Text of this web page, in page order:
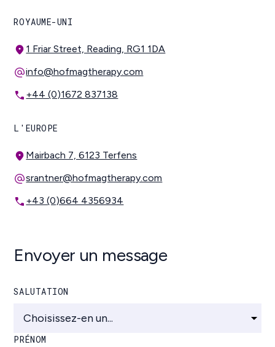
ROYAUME-UNI
1 Friar Street, Reading, RG1 1DA
info@hofmagtherapy.com
+44 (0)1672 837138
L'EUROPE
Mairbach 7, 6123 Terfens
srantner@hofmagtherapy.com
+43 (0)664 4356934
Envoyer un message
SALUTATION
PRÉNOM